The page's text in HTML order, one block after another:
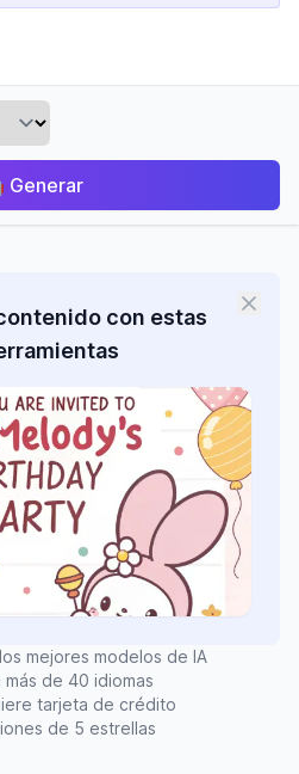
Generar
con estas
mejores modelos de IA
de 40 idiomas
tarjeta de crédito
de 5 estrellas